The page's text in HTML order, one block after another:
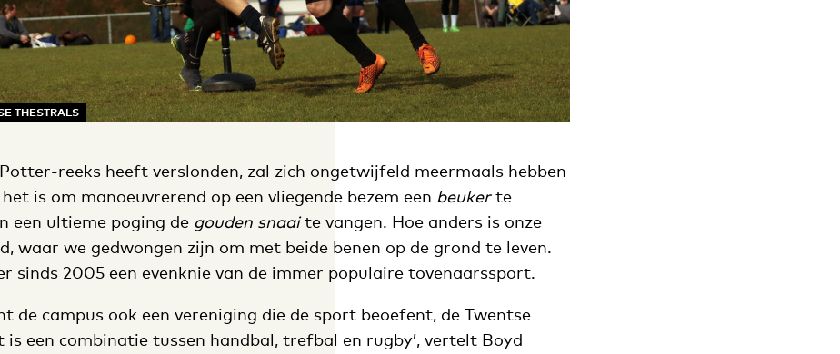
THESTRALS
reeks heeft verslonden, zal zich ongetwijfeld meermaals hebben
is om manoeuvrerend op een vliegende bezem een beukerte
een ultieme poging de gouden snaaite vangen. Hoe anders is onze
waar we gedwongen zijn om met beide benen op de grond te leven.
sinds 2005 een evenknie van de immer populaire tovenaarssport.
de campus ook een vereniging die de sport beoefent, de Twentse
is een combinatie tussen handbal, trefbal en rugby’, vertelt Boyd